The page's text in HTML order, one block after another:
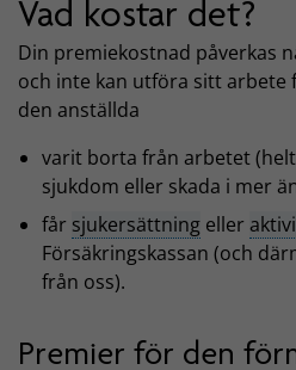
Vad kostar det?
Din premiekostnad påverkas
och inte kan utföra sitt arbete
den anställda
varit borta från arbetet
sjukdom eller skada i mer
får sjukersättning eller
Försäkringskassan (och
från oss).
Premier för den